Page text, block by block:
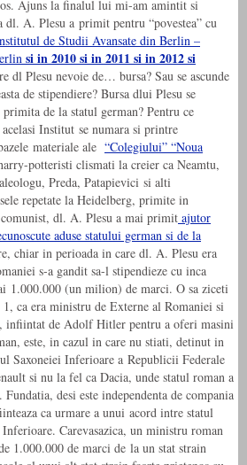
Ajuns la finalul lui mi-am amintit si
dl. A. Plesu a primit pentru “povestea” cu
de Studii Avansate din Berlin –
si in 2010 si in 2011 si in 2012 si
dl Plesu nevoie de… bursa? Sau se ascunde
de stipendiere? Bursa dlui Plesu se
de la statul german? Pentru ce
Institut se numara si printre
materiale ale “Colegiului” “Noua
potteristi clismati la creier ca Neamtu,
Preda, Patapievici si alti
repetate la Heidelberg, primite in
dl. A. Plesu a mai primit ajutor
aduse statului german si de la
chiar in perioada in care dl. A. Plesu era
s-a gandit sa-l stipendieze cu inca
1.000.000 (un milion) de marci. O sa ziceti
ca era ministru de Externe al Romaniei si
infiintat de Adolf Hitler pentru a oferi masini
este, in cazul in care nu stiati, detinut in
Saxoneiei Inferioare a Republicii Federale
si nu la fel ca Dacia, unde statul roman a
desi este independenta de compania
ca urmare a unui acord intre statul
Carevasazica, un ministru roman
1.000.000 de marci de la un stat strain